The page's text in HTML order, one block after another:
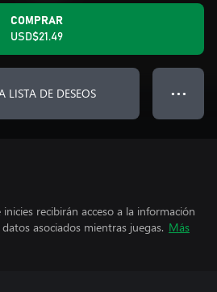
COMPRAR
USD$21.49
LISTA DE DESEOS ● ● ●
recibirán acceso a la información
asociados mientras juegas. Más